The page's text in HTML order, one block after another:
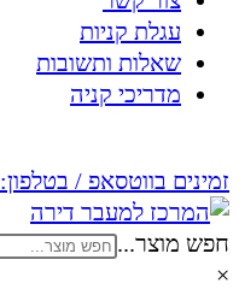
עגלת קניות
שאלות ותשובות
מדריכי קניה
זמינים בווטסאפ / בטלפון:
חפש מוצר...
×